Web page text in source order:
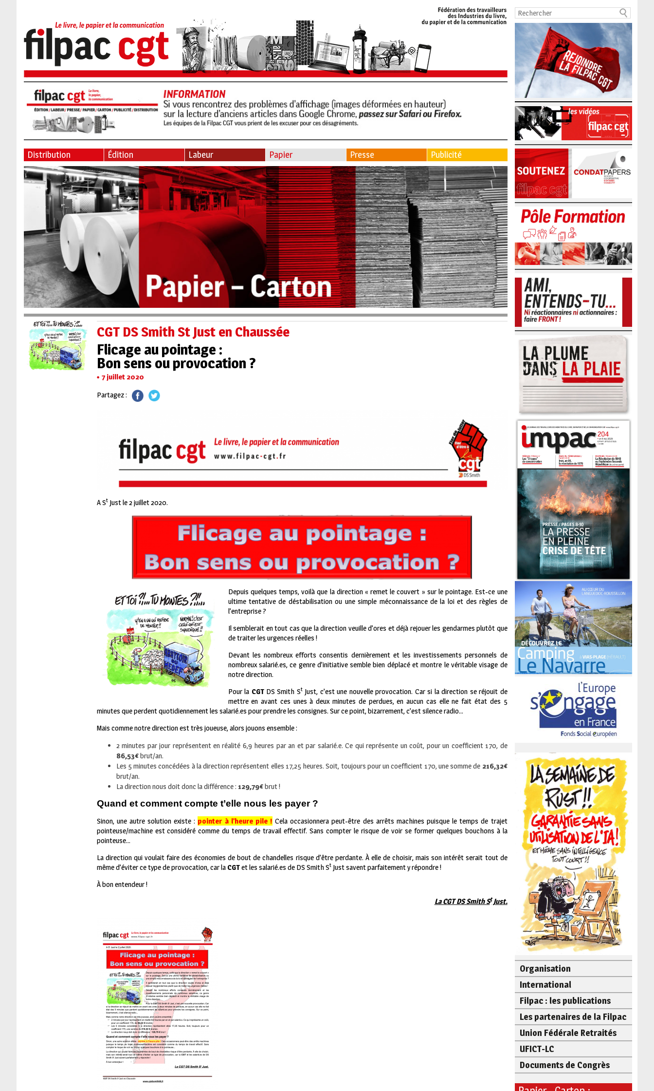
Distribution Édition Labeur Papier Presse Publicité
CGT DS Smith St Just en Chaussée
Flicage au pointage :
Bon sens ou provocation ?
7 juillet 2020
Partagez :
A StJust le 2 juillet 2020.
Depuis quelques temps, voilà que la direction « remet le couvert » sur le pointage. Est-ce une
ultime tentative de déstabilisation ou une simple méconnaissance de la loi et des règles de
l’entreprise ?
Il semblerait en tout cas que la direction veuille d’ores et déjà rejouer les gendarmes plutôt que
de traiter les urgences réelles !
Devant les nombreux efforts consentis dernièrement et les investissements personnels de
nombreux salarié.es, ce genre d’initiative semble bien déplacé et montre le véritable visage de
notre direction.
Pour la CGTDS Smith StJust, c’est une nouvelle provocation. Car si la direction se réjouit de
mettre en avant ces unes à deux minutes de perdues, en aucun cas elle ne fait état des 5
minutes que perdent quotidiennement les salarié.es pour prendre les consignes. Sur ce point, bizarrement, c’est silence radio…
Mais comme notre direction est très joueuse, alors jouons ensemble :
2 minutes par jour représentent en réalité 6,9 heures par an et par salarié.e. Ce qui représente un coût, pour un coefficient 170, de
86,53€brut/an.
Les 5 minutes concédées à la direction représentent elles 17,25 heures. Soit, toujours pour un coefficient 170, une somme de 216,32€
brut/an.
La direction nous doit donc la différence : 129,79€brut !
Quand et comment compte t’elle nous les payer ?
Sinon, une autre solution existe :pointer à l’heure pile ! Cela occasionnera peut-être des arrêts machines puisque le temps de trajet
pointeuse/machine est considéré comme du temps de travail effectif. Sans compter le risque de voir se former quelques bouchons à la
pointeuse…
La direction qui voulait faire des économies de bout de chandelles risque d’être perdante. À elle de choisir, mais son intérêt serait tout de
même d’éviter ce type de provocation, car la CGTet les salarié.es de DS Smith StJust savent parfaitement y répondre !
À bon entendeur !
La CGT DS Smith StJust.
Organisation
International
Filpac : les publications
Les partenaires de la Filpac
Union Fédérale Retraités
UFICT-LC
Documents de Congrès